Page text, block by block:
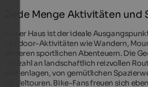
Jede Menge Aktivitäten und
Unser Haus ist der ideale
Outdoor-Aktivitäten wie Wandern,
anderen sportlichen Abenteuern. Die
Vielzahl an landschaftlich reizvollen
Höhenlagen, von gemütlichen
Gipfeltouren. Bike-Fans freuen sich